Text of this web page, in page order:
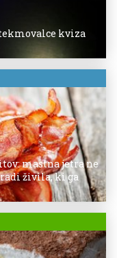
kviza
mastna jetra ne
živila, ki ga